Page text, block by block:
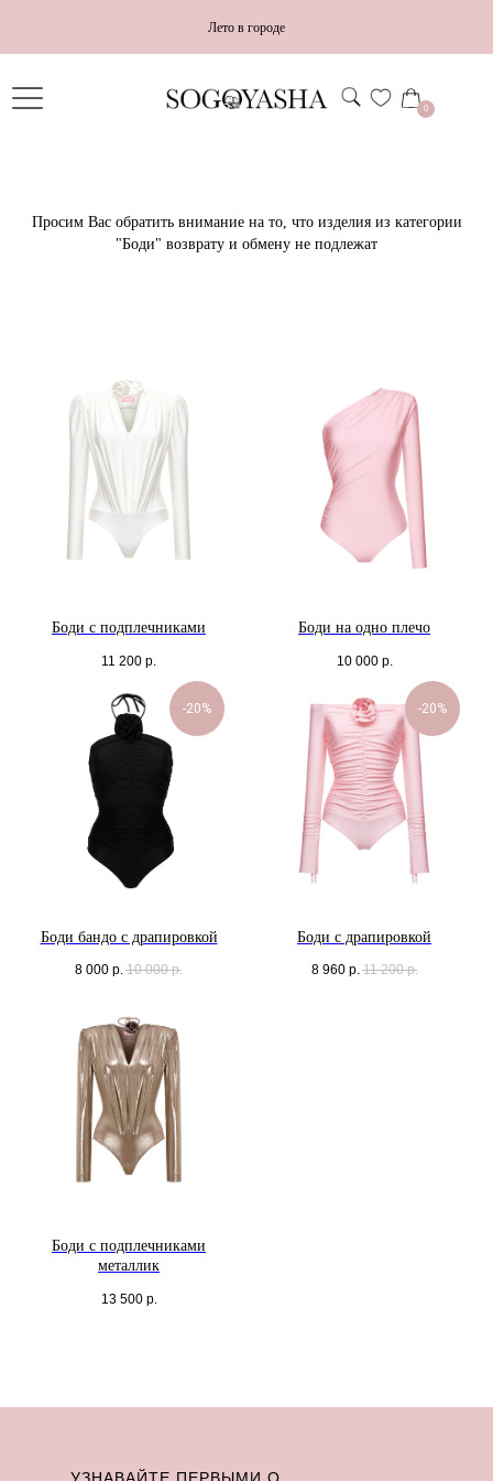
Лето в городе
0
Просим Вас обратить внимание на то, что изделия из категории
"Боди" возврату и обмену не подлежат
Боди с подплечниками
11 200 р.
Боди на одно плечо
10 000 р.
-20%
Боди бандо с драпировкой
8 000 р. 10 000 р.
-20%
Боди с драпировкой
8 960 р. 11 200 р.
Боди с подплечниками
металлик
13 500 р.
УЗНАВАЙТЕ ПЕРВЫМИ О
Оплата частями
Оплатите сегодня 25% стоимости покупки
картой любого банка, остальное — тремя
платежами раз в две недели.
25% 25% 25%
Без комиссий и переплат
Как обычная оплата картой